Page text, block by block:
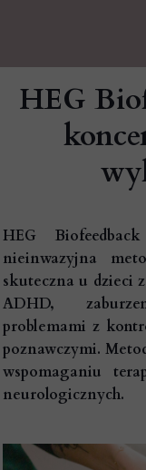
HEG
HEG
nieinwazyjna
skuteczna u dzieci
ADHD,
problemami z
poznawczymi.
wspomaganiu
neurologicznych.